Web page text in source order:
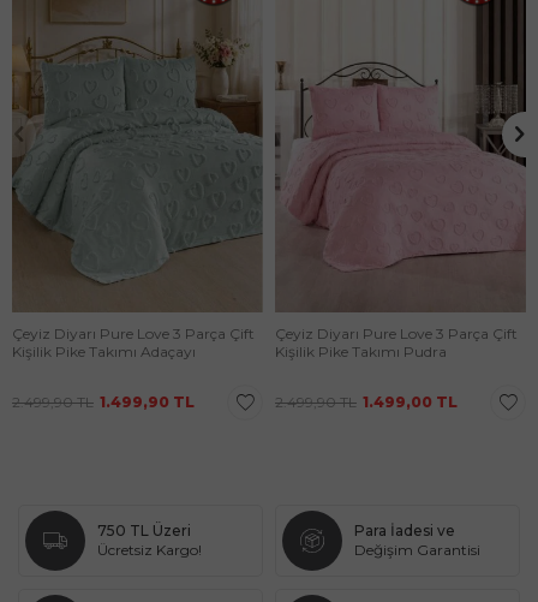
Çeyiz Diyarı Pure Love 3 Parça Çift
Kişilik Pike Takımı Adaçayı
2.499,90TL 1.499,90 TL
Çeyiz Diyarı Pure Love 3 Parça Çift
Kişilik Pike Takımı Pudra
2.499,90TL 1.499,00 TL
750 TL Üzeri
Ücretsiz Kargo!
Para İadesi ve
Değişim Garantisi